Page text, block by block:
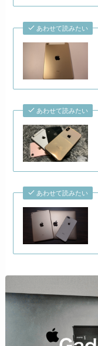
あわせて読みたい
あわせて読みたい
あわせて読みたい